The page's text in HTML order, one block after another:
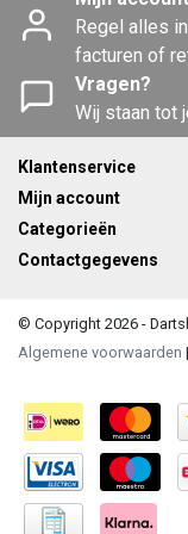
Regel alles
facturen of
Vragen?
Wij staan tot
Klantenservice
Mijn account
Categorieën
Contactgegevens
© Copyright 2026 -
Algemene voorwaarden |